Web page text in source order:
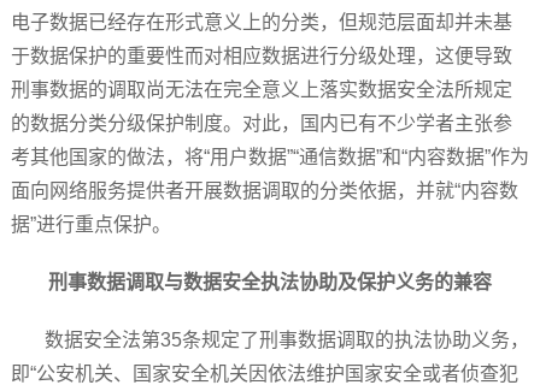
电子数据已经存在形式意义上的分类，但规范层面却并未基
于数据保护的重要性而对相应数据进行分级处理，这便导致
刑事数据的调取尚无法在完全意义上落实数据安全法所规定
的数据分类分级保护制度。对此，国内已有不少学者主张参
考其他国家的做法，将“用户数据”“通信数据”和“内容数据”作为
面向网络服务提供者开展数据调取的分类依据，并就“内容数
据”进行重点保护。
刑事数据调取与数据安全执法协助及保护义务的兼容
数据安全法第35条规定了刑事数据调取的执法协助义务，
即“公安机关、国家安全机关因依法维护国家安全或者侦查犯